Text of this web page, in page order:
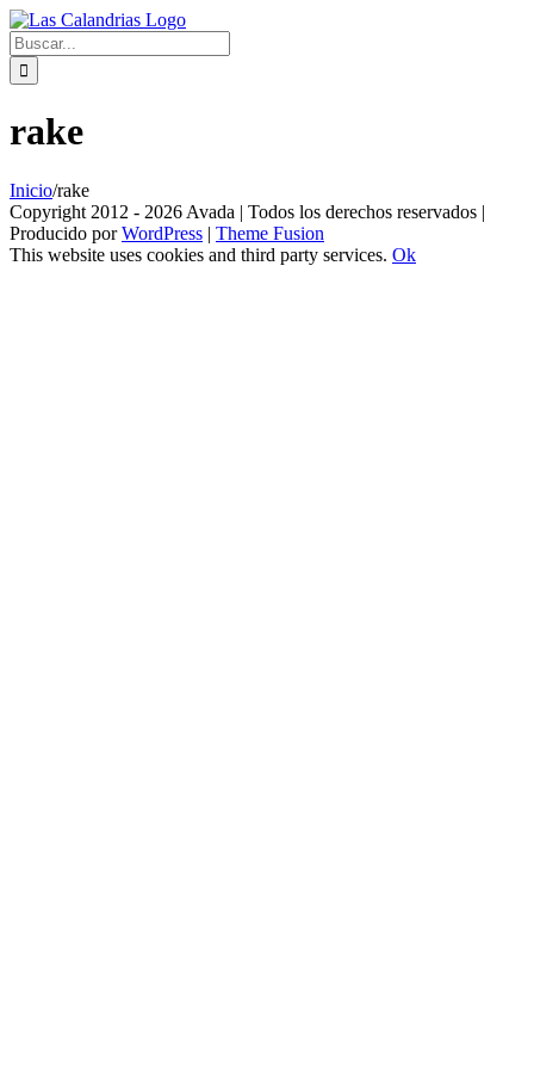
Skip
to
content
Buscar:
rake
Inicio/rake
Copyright 2012 - 2026 Avada | Todos los derechos reservados |
Producido porWordPress | Theme Fusion
This website uses cookies and third party services. Ok